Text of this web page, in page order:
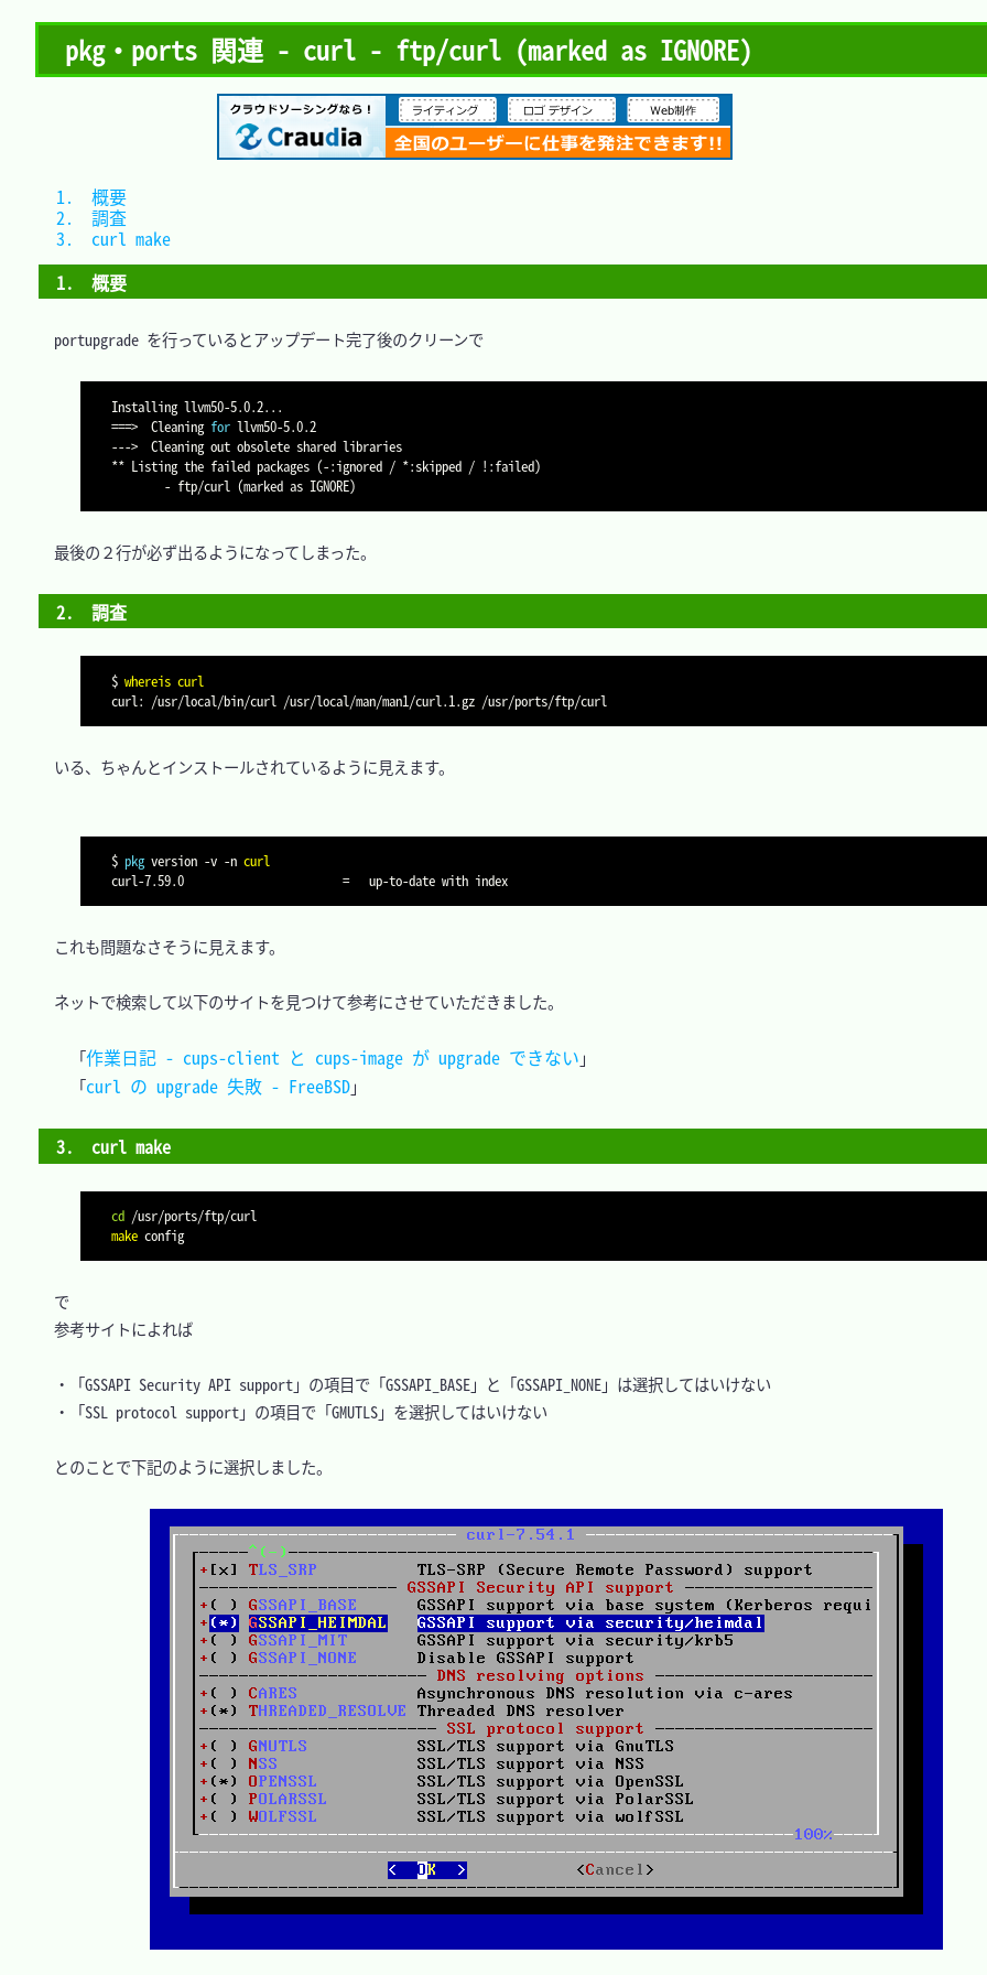
pkg・ports 関連 - curl - ftp/curl (marked as IGNORE)
1.　概要
portupgrade を行っているとアップデート完了後のクリーンで
Installing llvm50-5.0.2..
===>
  Cleaning
for llvm50-5.0.2
--->
  Cleaning out obsolete shared libraries
** Listing the failed packages (-:ignored / *:skipped / ! :failed)
        - ftp/curl
(marked as IGNORE)
最後の２行が必ず出るようになってしまった。
2.　調査
$ whereis curl
curl: /usr/local/bin/curl /usr/local/man/man1/curl.1.gz /usr/ports/ftp/curl
いる、ちゃんとインストールされているように見えます。
$ pkg version -v -n curl
curl-7.59.0 =
   up-to-date with index
これも問題なさそうに見えます。
ネットで検索して以下のサイトを見つけて参考にさせていただきました。
「作業日記 - cups-client と cups-image が upgrade できない 」
「curl の upgrade 失敗 - FreeBSD
3.　curl make
cd
/usr/ports/ftp/curl
make
config
で
参考サイトによれば
・「GSSAPI Security API support」の項目で「GSSAPI_BASE」と「GSSAPI_NONE」は選択してはいけない
・「SSL protocol support」の項目で「GMUTLS」を選択してはいけない
とのことで下記のように選択しました。